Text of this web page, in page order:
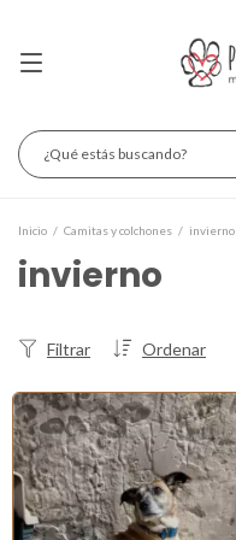
Inicio / Camitas y colchones / invierno
invierno
Ordenar
Filtrar